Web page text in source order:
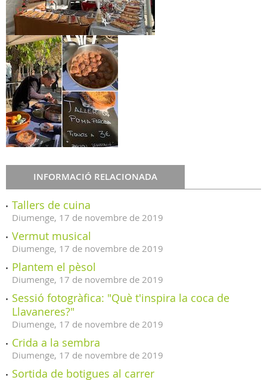
INFORMACIÓ RELACIONADA
Tallers de cuina
Diumenge, 17 de novembre de 2019
Vermut musical
Diumenge, 17 de novembre de 2019
Plantem el pèsol
Diumenge, 17 de novembre de 2019
Sessió fotogràfica: "Què t'inspira la coca de
Llavaneres?"
Diumenge, 17 de novembre de 2019
Crida a la sembra
Diumenge, 17 de novembre de 2019
Sortida de botigues al carrer